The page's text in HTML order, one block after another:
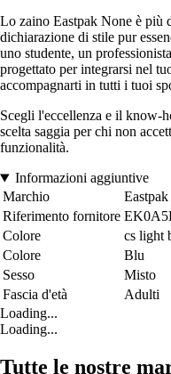
Lo zaino Eastpak None è più
dichiarazione di stile pur
uno studente, un
progettato per integrarsi nel
accompagnarti in tutti i tuoi
Scegli l'eccellenza e il know-
scelta saggia per chi non
funzionalità.
Informazioni aggiuntive
Marchio
Eastpak
Riferimento fornitore
Colore
cs light
Colore
Blu
Sesso
Misto
Fascia d'età
Adulti
Loading...
Loading...
Tutte le nostre